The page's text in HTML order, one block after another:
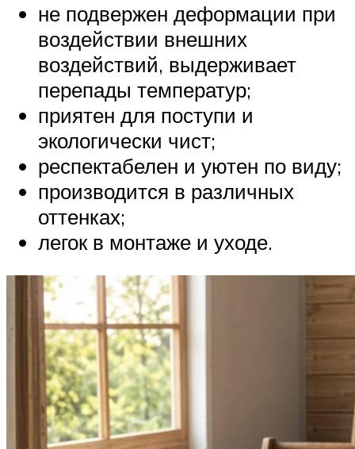
не подвержен деформации при
воздействии внешних
воздействий, выдерживает
перепады температур;
приятен для поступи и
экологически чист;
респектабелен и уютен по виду;
производится в различных
оттенках;
легок в монтаже и уходе.